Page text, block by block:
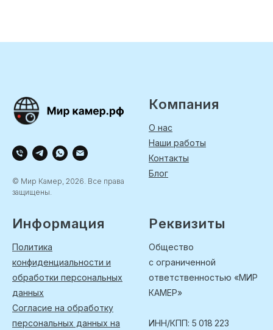
© Мир Камер, 2026. Все права
защищены.
Компания
О нас
Наши работы
Контакты
Блог
Информация
Политика
конфиденциальности и
обработки персональных
данных
Согласие на обработку
персональных данных на
Реквизиты
Общество
с ограниченной
ответственностью «МИР
КАМЕР»
ИНН/КПП: 5 018 223